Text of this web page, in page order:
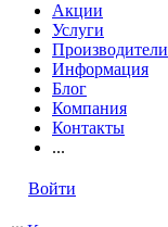
Акции
Услуги
Производители
Информация
Блог
Компания
Контакты
...
Войти